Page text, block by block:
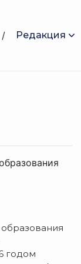
Редакция
годом